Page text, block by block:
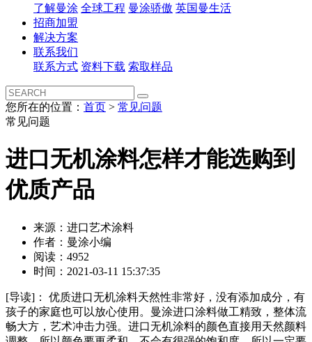
了解曼涂 全球工程 曼涂骄傲 英国曼生活
招商加盟
解决方案
联系我们
联系方式 资料下载 索取样品
您所在的位置： 首页 > 常见问题
常见问题
进口无机涂料怎样才能选购到
优质产品
来源：进口艺术涂料
作者：曼涂小编
阅读：4952
时间：2021-03-11 15:37:35
[导读]：
优质进口无机涂料天然性非常好，没有添加成分，有
孩子的家庭也可以放心使用。曼涂进口涂料做工精致，整体流
畅大方，艺术冲击力强。进口无机涂料的颜色直接用天然颜料